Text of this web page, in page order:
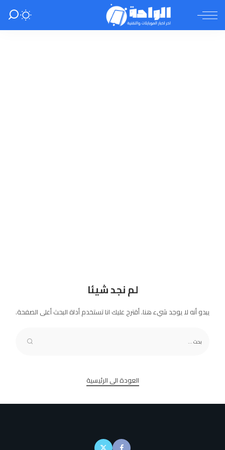
لم نجد شيئا
يبدو أنه لا يوجد شيء هنا. أقترح عليك انا تستخدم أداة البحث أعلى الصفحة.
العودة الى الرئيسية